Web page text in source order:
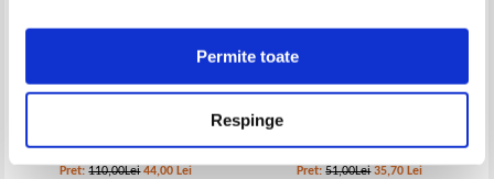
Permite toate
Respinge
Teama inteleptului (2 volume)
6, 7, 8)
Pret:110,00Lei 44,00 Lei
Christian Biet - XVI-XVII siecles.
Collection textes et contextes
Pret:51,00Lei 35,70 Lei